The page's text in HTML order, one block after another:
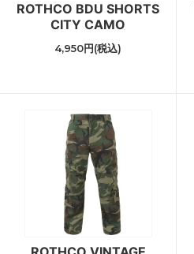
ROTHCO BDU SHORTS
CITY CAMO
4,950円(税込)